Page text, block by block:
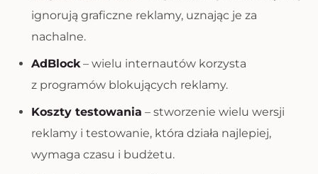
ignorują graficzne reklamy, uznając je za
nachalne.
AdBlock– wielu internautów korzysta
z programów blokujących reklamy.
Koszty testowania – stworzenie wielu wersji
reklamy i testowanie, która działa najlepiej,
wymaga czasu i budżetu.